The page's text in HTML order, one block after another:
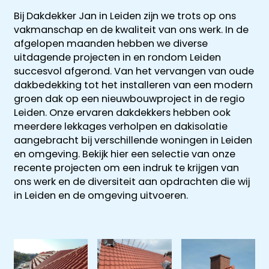
en
absoluut een
aanrader!
uitgewerkt en
na 1 week
al helemaal
herstel. Nu 1
week later wil
dakdekker
bedanken
voor de
uitvoering en
zijn
Het is nog
steeds
droog!!! Dus
gedurende
hele proces
houden ze je
goed op de
hoogte van
stand van
zaken.
De reparatie
gaat
vervolgens
conform
afspraak en
onverwachte
vakkundig
zonder extra
Bij Dakdekker Jan in Leiden zijn we trots op ons
vakmanschap en de kwaliteit van ons werk. In de
afgelopen maanden hebben we diverse
uitdagende projecten in en rondom Leiden
succesvol afgerond. Van het vervangen van oude
dakbedekking tot het installeren van een modern
groen dak op een nieuwbouwproject in de regio
Leiden. Onze ervaren dakdekkers hebben ook
meerdere lekkages verholpen en dakisolatie
aangebracht bij verschillende woningen in Leiden
en omgeving. Bekijk hier een selectie van onze
recente projecten om een indruk te krijgen van
ons werk en de diversiteit aan opdrachten die wij
in Leiden en de omgeving uitvoeren.